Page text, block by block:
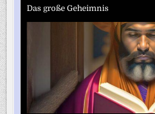
Das große Geheimnis